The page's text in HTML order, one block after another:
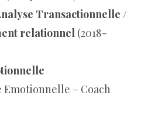
Transactionnelle /
relationnel (2018-
Emotionnelle – Coach